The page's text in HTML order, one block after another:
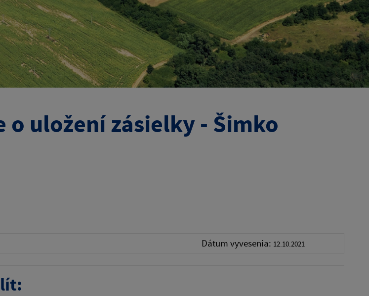
o uložení zásielky - Šimko
Dátum vyvesenia: 12.10.2021